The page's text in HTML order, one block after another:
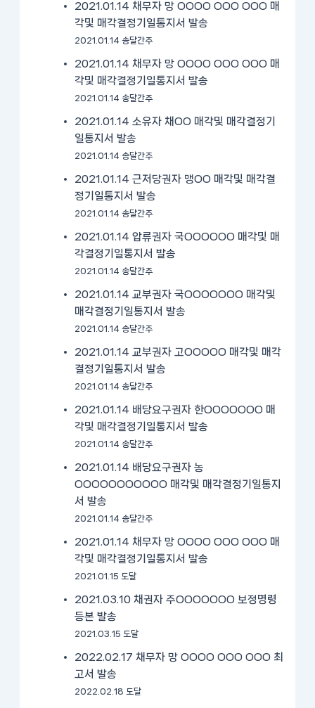
2021.01.14 채무자 망 OOOO OOO OOO 매
각및 매각결정기일통지서 발송
2021.01.14 송달간주
2021.01.14 채무자 망 OOOO OOO OOO 매
각및 매각결정기일통지서 발송
2021.01.14 송달간주
2021.01.14 소유자 채OO 매각및 매각결정기
일통지서 발송
2021.01.14 송달간주
2021.01.14 근저당권자 맹OO 매각및 매각결
정기일통지서 발송
2021.01.14 송달간주
2021.01.14 압류권자 국OOOOOO 매각및 매
각결정기일통지서 발송
2021.01.14 송달간주
2021.01.14 교부권자 국OOOOOOO 매각및
매각결정기일통지서 발송
2021.01.14 송달간주
2021.01.14 교부권자 고OOOOO 매각및 매각
결정기일통지서 발송
2021.01.14 송달간주
2021.01.14 배당요구권자 한OOOOOOO 매
각및 매각결정기일통지서 발송
2021.01.14 송달간주
2021.01.14 배당요구권자 농
OOOOOOOOOOO 매각및 매각결정기일통지
서 발송
2021.01.14 송달간주
2021.01.14 채무자 망 OOOO OOO OOO 매
각및 매각결정기일통지서 발송
2021.01.15 도달
2021.03.10 채권자 주OOOOOOO 보정명령
등본 발송
2021.03.15 도달
2022.02.17 채무자 망 OOOO OOO OOO 최
고서 발송
2022.02.18 도달